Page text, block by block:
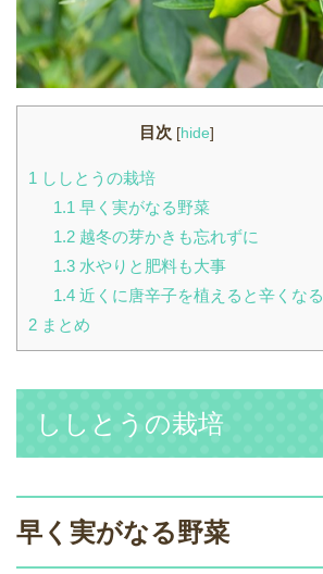
目次 [hide]
1 ししとうの栽培
1.1早く実がなる野菜
1.2越冬の芽かきも忘れずに
1.3水やりと肥料も大事
1.4近くに唐辛子を植えると辛くなる
2 まとめ
ししとうの栽培
早く実がなる野菜